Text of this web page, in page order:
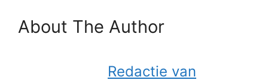
About The Author
Redactie van